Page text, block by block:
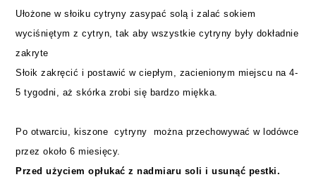
Ułożone w słoiku cytryny zasypać solą i zalać sokiem
wyciśniętym z cytryn, tak aby wszystkie cytryny były dokładnie
zakryte
Słoik zakręcić i postawić w ciepłym, zacienionym miejscu na 4-
5 tygodni, aż skórka zrobi się bardzo miękka.
Po otwarciu, kiszonecytryny można przechowywać w lodówce
przez około 6 miesięcy.
Przed użyciem opłukać znadmiaru soli i usunąć pestki.